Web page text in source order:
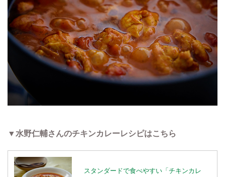
▼水野仁輔さんのチキンカレーレシピはこちら
スタンダードで食べやすい「チキンカレ